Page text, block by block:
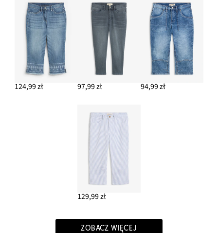
124,99 zł 97,99 zł 94,99 zł
129,99 zł
ZOBACZ WIĘCEJ